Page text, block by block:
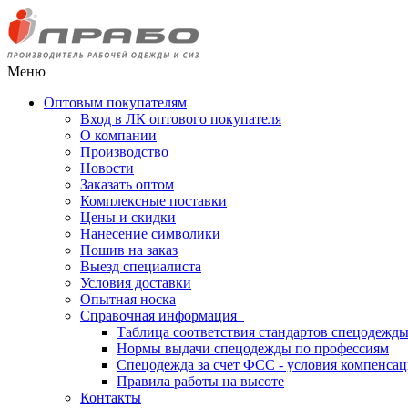
Меню
Оптовым покупателям
Вход в ЛК оптового покупателя
О компании
Производство
Новости
Заказать оптом
Комплексные поставки
Цены и скидки
Нанесение символики
Пошив на заказ
Выезд специалиста
Условия доставки
Опытная носка
Справочная информация
Таблица соответствия стандартов спецодежды
Нормы выдачи спецодежды по профессиям
Спецодежда за счет ФСС - условия
Правила работы на высоте
Контакты